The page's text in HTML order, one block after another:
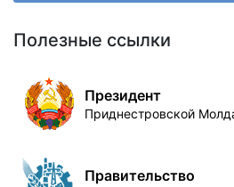
Полезные ссылки
Президент
Приднестровской
Правительство